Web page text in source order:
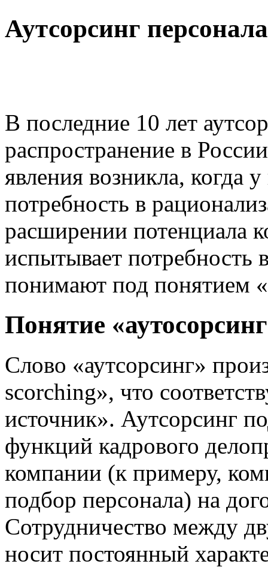
Аутсорсинг персонала
В последние 10 лет
распространение в
явления возникла, когда
потребность в
расширении потенциала
испытывает потребность
понимают под понятием
Понятие
Слово «аутсорсинг»
scorching», что
источник». Аутсорсинг
функций кадрового
компании (к примеру,
подбор персонала) на
Сотрудничество между
носит постоянный